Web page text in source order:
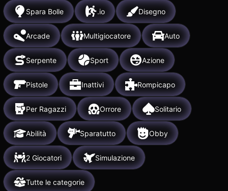
Spara Bolle .io Disegno
Arcade Multigiocatore Auto
Serpente Sport Azione
Pistole Inattivi Rompicapo
Per Ragazzi Orrore Solitario
Abilità Sparatutto Obby
2 Giocatori Simulazione
Tutte le categorie